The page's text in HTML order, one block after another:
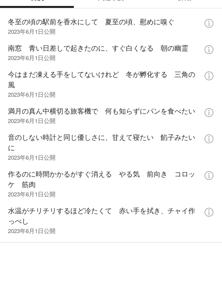
冬至の頃の駅前を香水にして 夏至の頃、慰めに嗅ぐ
2023年6月1日公開
南窓 青い日差しで起きたのに、すぐ白くなる 朝の幽霊
2023年6月1日公開
今はまだ凍える手をしてないけれど 冬が孵化する 三角の
風
2023年6月1日公開
満月の真ん中横切る旅客機で 何も知らずにパンを食べたい
2023年6月1日公開
音のしない時計と同じ優しさに、甘えて寝たい 餡子みたい
に
2023年6月1日公開
作るのに時間かかるがすぐ消える やる気 前向き コロッ
ケ 筋肉
2023年6月1日公開
水温がチリチリするほど冷たくて 赤い手を拭き、チャイ作
っぺし
2023年6月1日公開